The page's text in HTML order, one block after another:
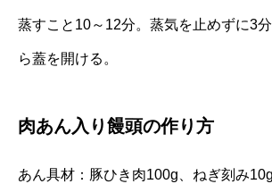
蒸すこと10～12分。蒸気を止めずに3
ら蓋を開ける。
肉あん入り饅頭の作り方
あん具材：豚ひき肉100g、ねぎ刻み